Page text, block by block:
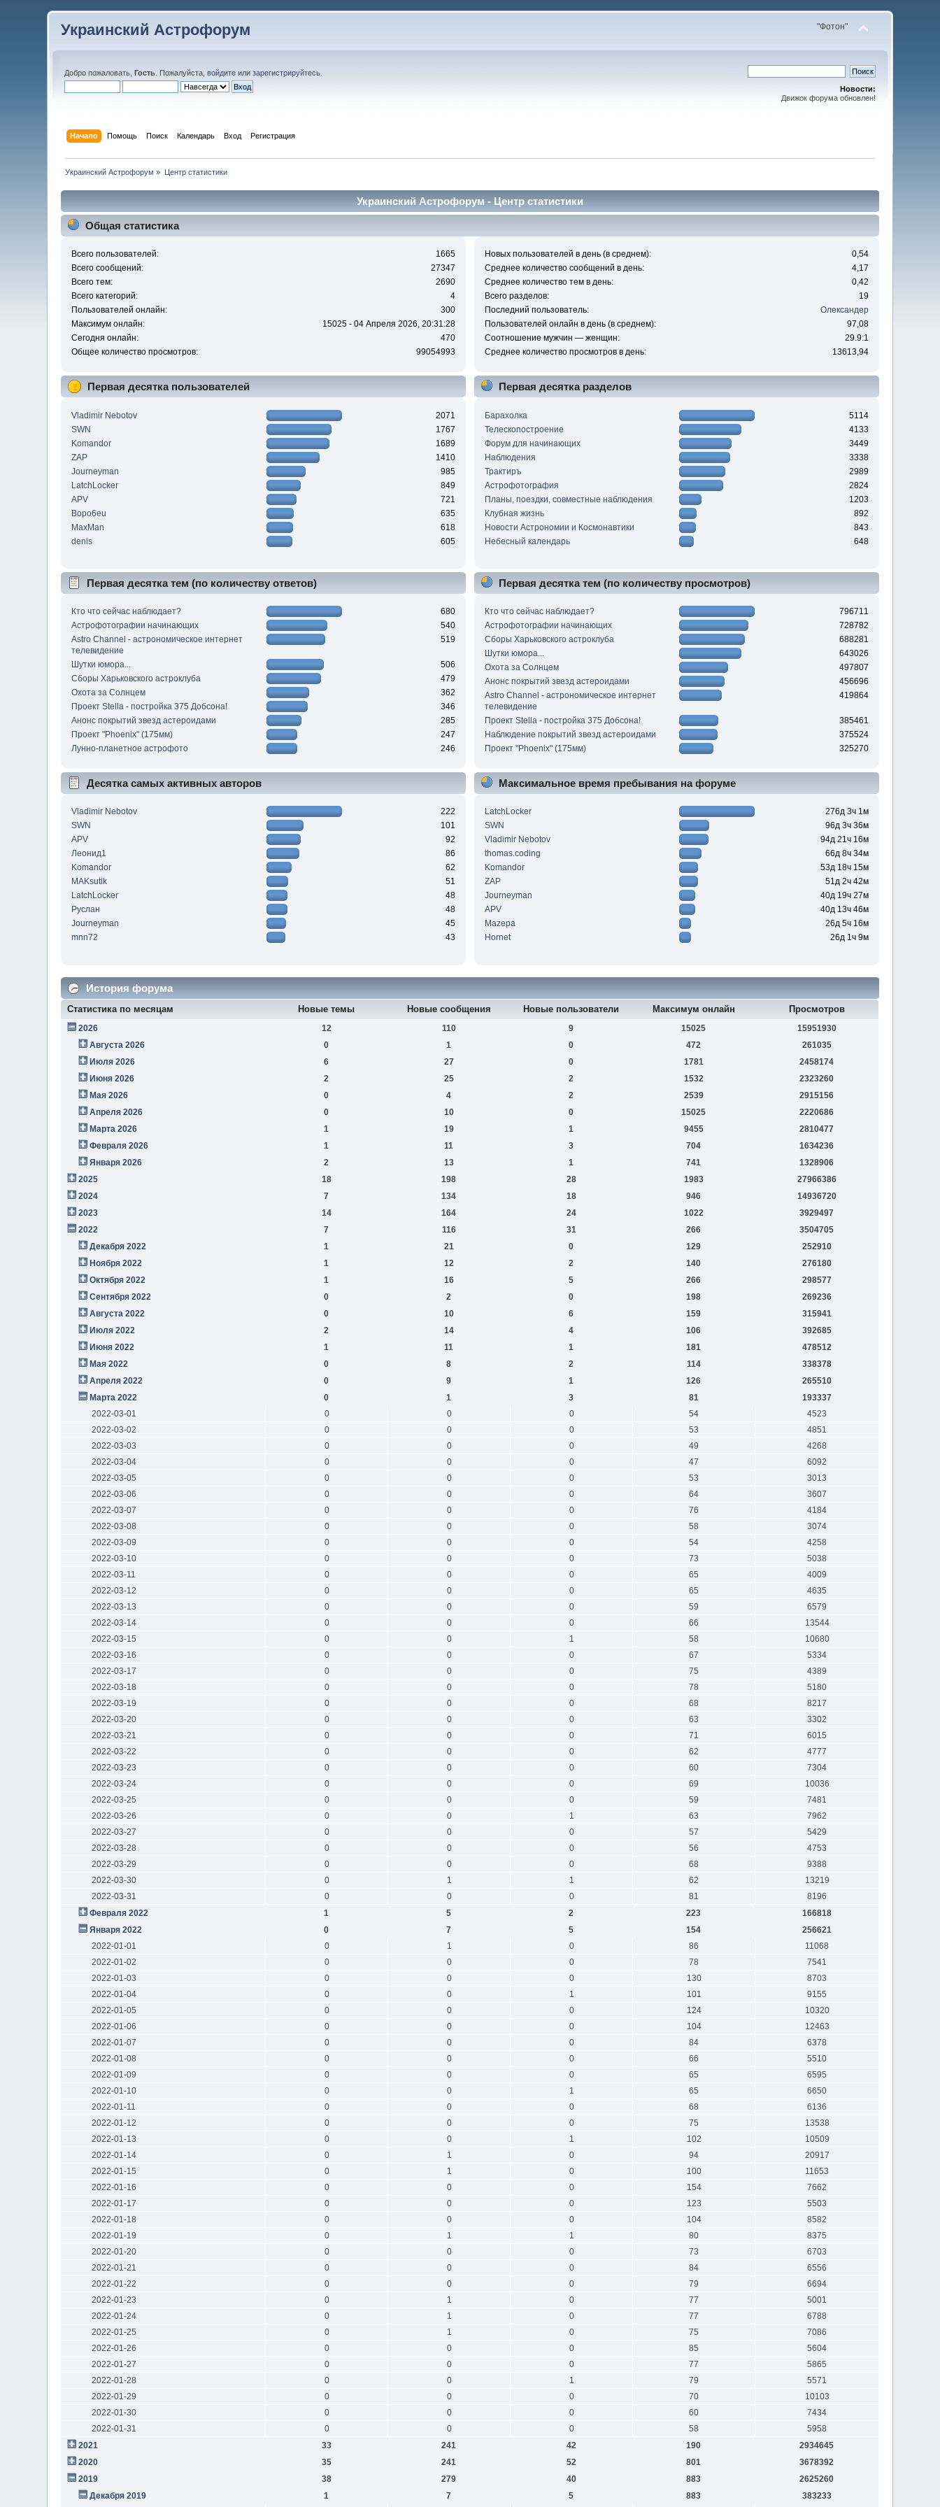
Украинский Астрофорум "Фотон"
Добро пожаловать,Гость . Пожалуйста,войдите илизарегистрируйтесь
Новости:
Движок форума обновлен!
Начало Помощь Поиск Календарь Вход Регистрация
Украинский Астрофорум » Центр статистики
Украинский Астрофорум - Центр статистики
Общая статистика
Всего пользователей:
1665
Всего сообщений:
27347
Всего тем:
2690
Всего категорий:
4
Пользователей онлайн:
300
Максимум онлайн:
15025 - 04 Апреля 2026, 20:31:28
Сегодня онлайн:
470
Общее количество просмотров:
99054993
Новых пользователей в день (в среднем):
0,54
Среднее количество сообщений в день:
4,17
Среднее количество тем в день:
0,42
Всего разделов:
19
Последний пользователь:
Олександер
Пользователей онлайн в день (в среднем):
97,08
Соотношение мужчин — женщин:
29.9:1
Среднее количество просмотров в день:
13613,94
Первая десятка пользователей
Vladimir Nebotov
2071
SWN
1767
Komandor
1689
ZAP
1410
Journeyman
985
LatchLocker
849
APV
721
Bopo6eu
635
MaxMan
618
denis
605
Первая десятка разделов
Барахолка
5114
Телескопостроение
4133
Форум для начинающих
3449
Наблюдения
3338
Трактиръ
2989
Астрофотография
2824
Планы, поездки, совместные наблюдения
1203
Клубная жизнь
892
Новости Астрономии и Космонавтики
843
Небесный календарь
648
Первая десятка тем (по количеству ответов)
Кто что сейчас наблюдает?
680
Астрофотографии начинающих
540
Astro Channel - астрономическое интернет
телевидение
519
Шутки юмора...
506
Сборы Харьковского астроклуба
479
Охота за Солнцем
362
Проект Stella - постройка 375 Добсона!
346
Анонс покрытий звезд астероидами
285
Проект "Phoenix" (175мм)
247
Лунно-планетное астрофото
246
Первая десятка тем (по количеству просмотров)
Кто что сейчас наблюдает?
796711
Астрофотографии начинающих
728782
Сборы Харьковского астроклуба
688281
Шутки юмора...
643026
Охота за Солнцем
497807
Анонс покрытий звезд астероидами
456696
Astro Channel - астрономическое интернет
телевидение
419864
Проект Stella - постройка 375 Добсона!
385461
Наблюдение покрытий звезд астероидами
375524
Проект "Phoenix" (175мм)
325270
Десятка самых активных авторов
Vladimir Nebotov
222
SWN
101
APV
92
Леонид1
86
Komandor
62
MAKsutik
51
LatchLocker
48
Руслан
48
Journeyman
45
mnn72
43
Максимальное время пребывания на форуме
LatchLocker
276д 3ч 1м
SWN
96д 3ч 36м
Vladimir Nebotov
94д 21ч 16м
thomas.coding
66д 8ч 34м
Komandor
53д 18ч 15м
ZAP
51д 2ч 42м
Journeyman
40д 19ч 27м
APV
40д 13ч 46м
Mazepa
26д 5ч 16м
Hornet
26д 1ч 9м
История форума
Статистика по месяцам Новые темы Новые сообщения Новые пользователи Максимум онлайн Просмотров
2026 12 110 9 15025
15951930
Августа 2026
0 1 0 472
261035
Июля 2026
6 27 0 1781
2458174
Июня 2026
2 25 2 1532
2323260
Мая 2026
0 4 2 2539
2915156
Апреля 2026
0 10 0 15025
2220686
Марта 2026
1 19 1 9455
2810477
Февраля 2026
1 11 3 704
1634236
Января 2026
2 13 1 741
1328906
2025
18 198 28 1983
27966386
2024
7 134 18 946
14936720
2023
14 164 24 1022
3929497
2022
7 116 31 266
3504705
Декабря 2022
1 21 0 129
252910
Ноября 2022
1 12 2 140
276180
Октября 2022
1 16 5 266
298577
Сентября 2022
0 2 0 198
269236
Августа 2022
0 10 6 159
315941
Июля 2022
2 14 4 106
392685
Июня 2022
1 11 1 181
478512
Мая 2022
0 8 2 114
338378
Апреля 2022
0 9 1 126
265510
Марта 2022
0 1 3 81
193337
2022-03-01
0 0 0 54
4523
2022-03-02
0 0 0 53
4851
2022-03-03
0 0 0 49
4268
2022-03-04
0 0 0 47
6092
2022-03-05
0 0 0 53
3013
2022-03-06
0 0 0 64
3607
2022-03-07
0 0 0 76
4184
2022-03-08
0 0 0 58
3074
2022-03-09
0 0 0 54
4258
2022-03-10
0 0 0 73
5038
2022-03-11
0 0 0 65
4009
2022-03-12
0 0 0 65
4635
2022-03-13
0 0 0 59
6579
2022-03-14
0 0 0 66
13544
2022-03-15
0 0 1 58
10680
2022-03-16
0 0 0 67
5334
2022-03-17
0 0 0 75
4389
2022-03-18
0 0 0 78
5180
2022-03-19
0 0 0 68
8217
2022-03-20
0 0 0 63
3302
2022-03-21
0 0 0 71
6015
2022-03-22
0 0 0 62
4777
2022-03-23
0 0 0 60
7304
2022-03-24
0 0 0 69
10036
2022-03-25
0 0 0 59
7481
2022-03-26
0 0 1 63
7962
2022-03-27
0 0 0 57
5429
2022-03-28
0 0 0 56
4753
2022-03-29
0 0 0 68
9388
2022-03-30
0 1 1 62
13219
2022-03-31
0 0 0 81
8196
Февраля 2022
1 5 2 223
166818
Января 2022
0 7 5 154
256621
2022-01-01
0 1 0 86
11068
2022-01-02
0 0 0 78
7541
2022-01-03
0 0 0 130
8703
2022-01-04
0 0 1 101
9155
2022-01-05
0 0 0 124
10320
2022-01-06
0 0 0 104
12463
2022-01-07
0 0 0 84
6378
2022-01-08
0 0 0 66
5510
2022-01-09
0 0 0 65
6595
2022-01-10
0 0 1 65
6650
2022-01-11
0 0 0 68
6136
2022-01-12
0 0 0 75
13538
2022-01-13
0 0 1 102
10509
2022-01-14
0 1 0 94
20917
2022-01-15
0 1 0 100
11653
2022-01-16
0 0 0 154
7662
2022-01-17
0 0 0 123
5503
2022-01-18
0 0 0 104
8582
2022-01-19
0 1 1 80
8375
2022-01-20
0 0 0 73
6703
2022-01-21
0 0 0 84
6556
2022-01-22
0 0 0 79
6694
2022-01-23
0 1 0 77
5001
2022-01-24
0 1 0 77
6788
2022-01-25
0 1 0 75
7086
2022-01-26
0 0 0 85
5604
2022-01-27
0 0 0 77
5865
2022-01-28
0 0 1 79
5571
2022-01-29
0 0 0 70
10103
2022-01-30
0 0 0 60
7434
2022-01-31
0 0 0 58
5958
2021
33 241 42 190
2934645
2020
35 241 52 801
3678392
2019
38 279 40 883
2625260
Декабря 2019
1 7 5 883
383233